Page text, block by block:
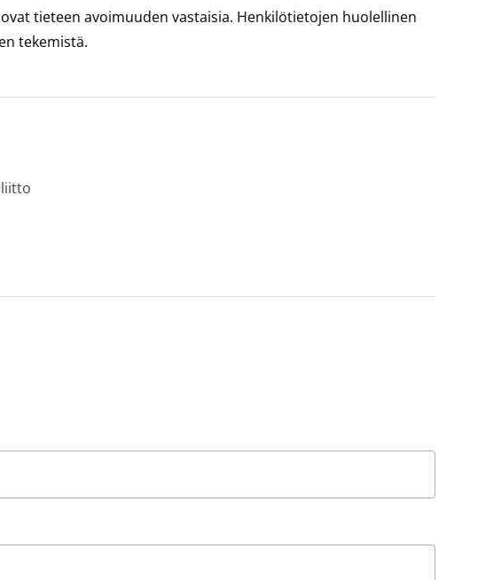
tieteen avoimuuden vastaisia. Henkilötietojen huolellinen
tekemistä.